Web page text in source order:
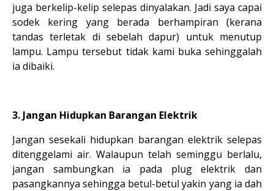
juga berkelip-kelip selepas dinyalakan. Jadi saya capai
sodek kering yang berada berhampiran (kerana
tandas terletak di sebelah dapur) untuk menutup
lampu. Lampu tersebut tidak kami buka sehinggalah
ia dibaiki.
3. Jangan Hidupkan Barangan Elektrik
Jangan sesekali hidupkan barangan elektrik selepas
ditenggelami air. Walaupun telah seminggu berlalu,
jangan sambungkan ia pada plug elektrik dan
pasangkannya sehingga betul-betul yakin yang ia dah